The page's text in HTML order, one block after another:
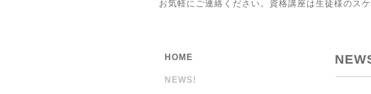
お気軽にご連絡ください。資格講座は生徒様のス
HOME
NEWS!